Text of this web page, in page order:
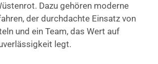
Dazu gehören moderne
der durchdachte Einsatz von
und ein Team, das Wert auf
legt.